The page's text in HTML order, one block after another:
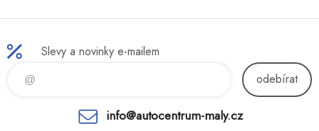
Slevy a novinky e-mailem
odebírat
info@autocentrum-maly.cz